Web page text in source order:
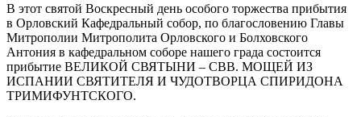
В этот святой Воскресный день особого торжества прибытия
в Орловский Кафедральный собор, по благословению Главы
Митрополии Митрополита Орловского и Болховского
Антония в кафедральном соборе нашего града состоится
прибытие ВЕЛИКОЙ СВЯТЫНИ – СВВ. МОЩЕЙ ИЗ
ИСПАНИИ СВЯТИТЕЛЯ И ЧУДОТВОРЦА СПИРИДОНА
ТРИМИФУНТСКОГО.